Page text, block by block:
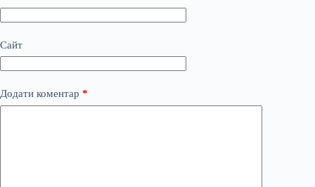
Сайт
Додати коментар *